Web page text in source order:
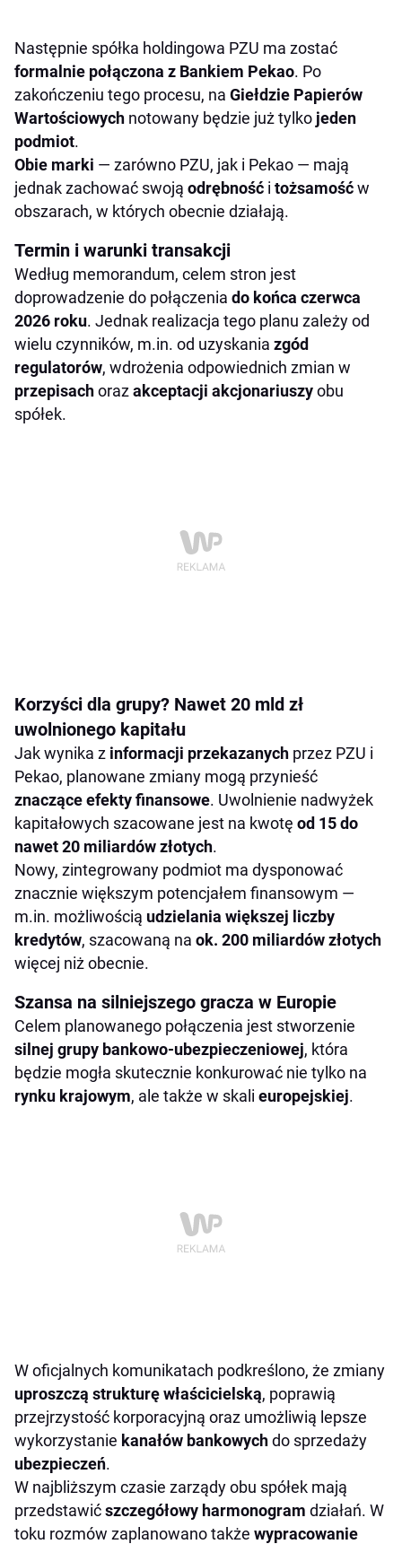
Następnie spółka holdingowa PZU ma zostać
formalnie połączona z Bankiem Pekao. Po
zakończeniu tego procesu, na Giełdzie Papierów
Wartościowych notowany będzie już tylko jeden
podmiot.
Obie marki — zarówno PZU, jak i Pekao — mają
jednak zachować swoją odrębność i tożsamośćw
obszarach, w których obecnie działają.
Termin i warunki transakcji
Według memorandum, celem stron jest
doprowadzenie do połączenia do końca czerwca
2026 roku. Jednak realizacja tego planu zależy od
wielu czynników, m.in. od uzyskania zgód
regulatorów, wdrożenia odpowiednich zmian w
przepisachorazakceptacji akcjonariuszyobu
spółek.
Korzyści dla grupy? Nawet 20 mld zł
uwolnionego kapitału
Jak wynika z informacji przekazanych przez PZU i
Pekao, planowane zmiany mogą przynieść
znaczące efekty finansowe. Uwolnienie nadwyżek
kapitałowych szacowane jest na kwotę od 15 do
nawet 20 miliardów złotych.
Nowy, zintegrowany podmiot ma dysponować
znacznie większym potencjałem finansowym —
m.in. możliwością udzielania większej liczby
kredytów, szacowaną na ok. 200 miliardów złotych
więcej niż obecnie.
Szansa na silniejszego gracza w Europie
Celem planowanego połączenia jest stworzenie
silnej grupy bankowo-ubezpieczeniowej, która
będzie mogła skutecznie konkurować nie tylko na
rynku krajowym, ale także w skali europejskiej.
W oficjalnych komunikatach podkreślono, że zmiany
uproszczą strukturę właścicielską, poprawią
przejrzystość korporacyjną oraz umożliwią lepsze
wykorzystanie kanałów bankowychdo sprzedaży
ubezpieczeń.
W najbliższym czasie zarządy obu spółek mają
przedstawićszczegółowy harmonogram działań. W
toku rozmów zaplanowano także wypracowanie